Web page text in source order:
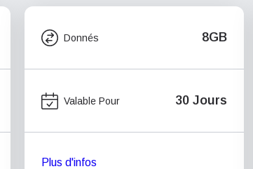
Donnés 8GB
Valable Pour 30 Jours
Plus d'infos